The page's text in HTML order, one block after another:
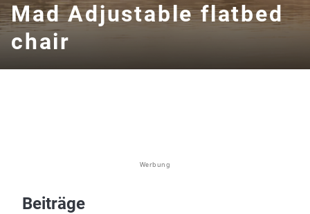
Mad Adjustable flatbed
chair
Werbung
Beiträge